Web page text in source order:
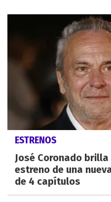
ESTRENOS
José Coronado
estreno de una
de 4 capítulos